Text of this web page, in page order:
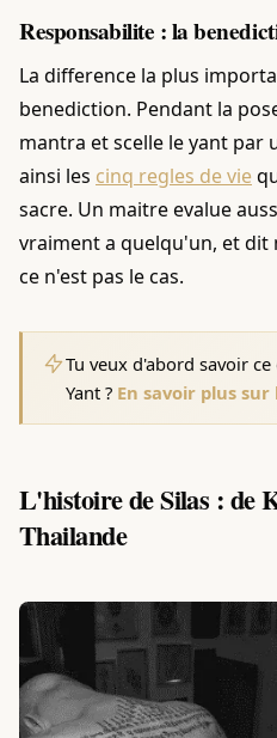
Responsabilite : la
La difference la plus
benediction. Pendant la
mantra et scelle le yant par
ainsi les cinq regles de vie
sacre. Un maitre evalue
vraiment a quelqu'un, et
ce n'est pas le cas.
Tu veux d'abord savoir
Yant ? En savoir plus
L'histoire de Silas : de
Thailande